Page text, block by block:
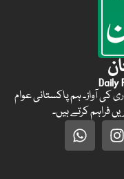
Daily
دیانتداری کی آواز۔ ہم پاکستانی عوام
فراہم کرتے ہیں۔